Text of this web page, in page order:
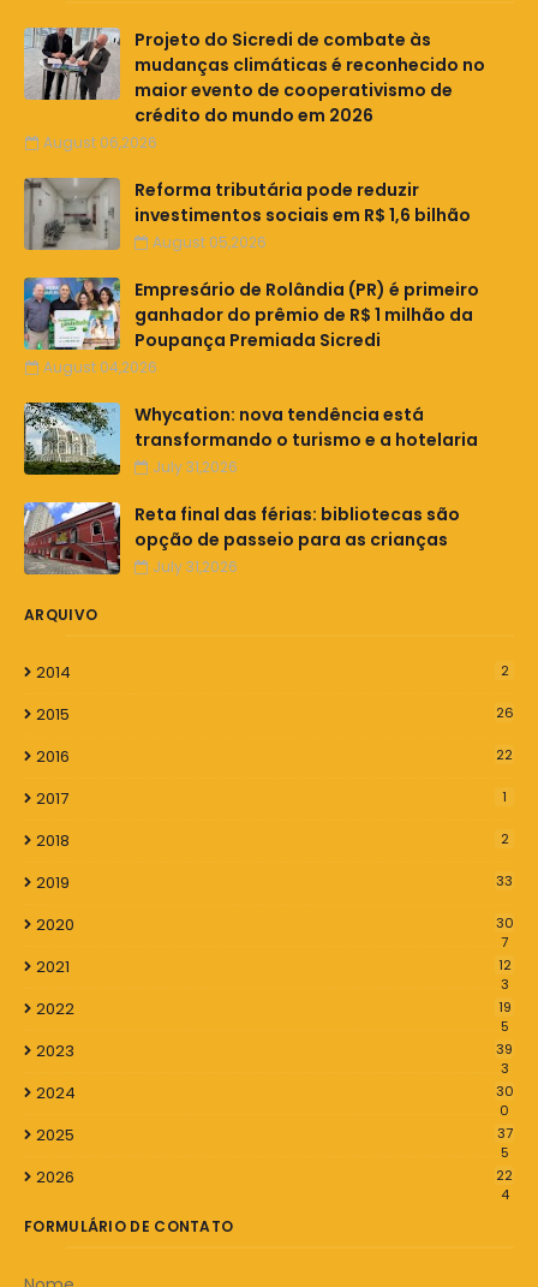
Projeto do Sicredi de combate às
mudanças climáticas é reconhecido no
maior evento de cooperativismo de
crédito do mundo em 2026
August 06,2026
Reforma tributária pode reduzir
investimentos sociais em R$ 1,6 bilhão
August 05,2026
Empresário de Rolândia (PR) é primeiro
ganhador do prêmio de R$ 1 milhão da
Poupança Premiada Sicredi
August 04,2026
Whycation: nova tendência está
transformando o turismo e a hotelaria
July 31,2026
Reta final das férias: bibliotecas são
opção de passeio para as crianças
July 31,2026
ARQUIVO
2014 2
2015 26
2016 22
2017 1
2018 2
2019 33
2020
30
7
2021
12
3
2022
19
5
2023
39
3
2024
30
0
2025
37
5
2026
22
4
FORMULÁRIO DE CONTATO